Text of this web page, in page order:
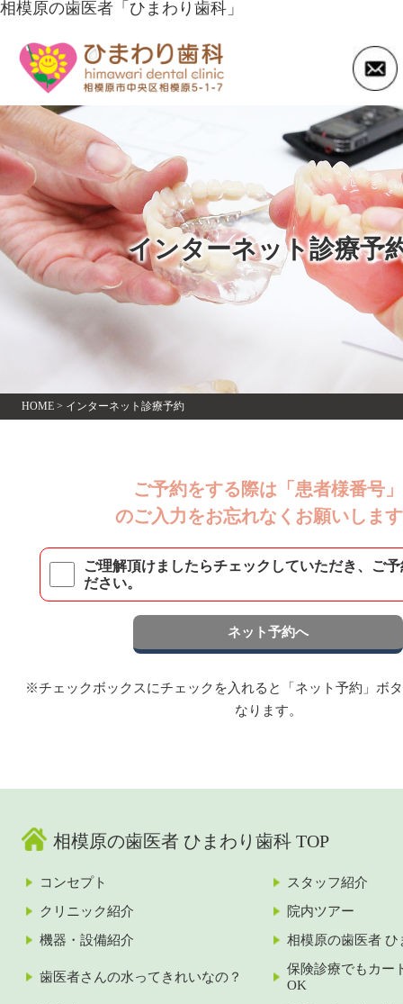
相模原の歯医者「ひまわり歯科」
インターネット診療予
HOME> インターネット診療予約
ご予約をする際は 「患者様番号」
のご入力をお忘れなくお願いしま
ご理解頂けましたらチェックしていただき、ご
ださい。
ネット予約へ
※チェックボックスにチェックを入れると「ネット予約」ボ
なります。
相模原の歯医者 ひまわり歯科 TOP
コンセプト
スタッフ紹介
クリニック紹介
院内ツアー
機器・設備紹介
相模原の歯医者 ひ
歯医者さんの水ってきれいなの？
保険診療でもカー
OK